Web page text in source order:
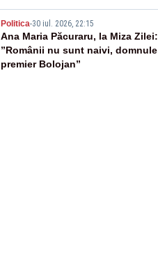
Politica-30 iul. 2026, 22:15
Ana Maria Păcuraru, la Miza Zilei:
”Românii nu sunt naivi, domnule
premier Bolojan”